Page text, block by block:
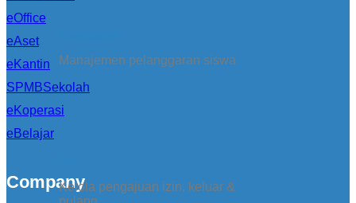
Manajemen pelanggaran siswa
Kelola pengajuan izin, keluar &
eOffice
eAset
eKantin
SPMBSekolah
eKoperasi
eBelajar
Company